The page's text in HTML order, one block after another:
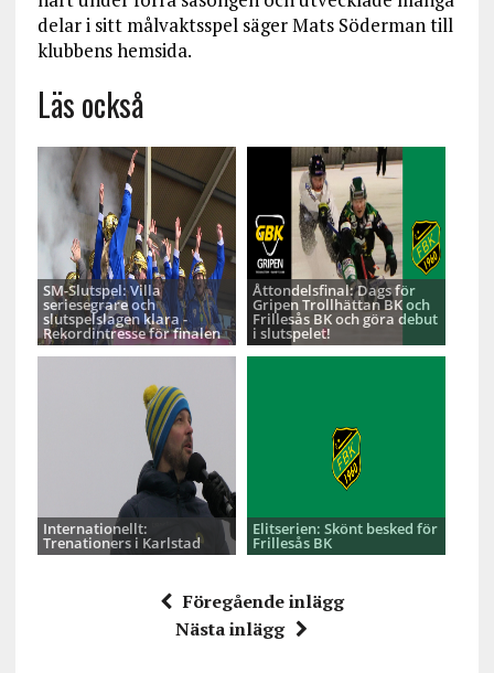
delar i sitt målvaktsspel säger Mats Söderman till
klubbens hemsida.
Läs också
SM-Slutspel: Villa
seriesegrare och
slutspelslagen klara -
Rekordintresse för finalen
Åttondelsfinal: Dags för
Gripen Trollhättan BK och
Frillesås BK och göra debut
i slutspelet!
Internationellt:
Trenationers i Karlstad
Elitserien: Skönt besked för
Frillesås BK
Föregående inlägg
Nästa inlägg